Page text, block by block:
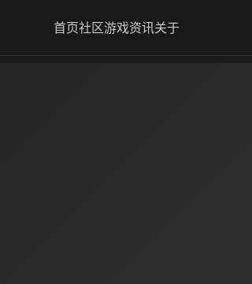
首页社区游戏资讯关于